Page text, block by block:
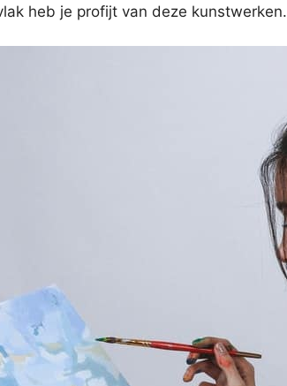
heb je profijt van deze kunstwerken.